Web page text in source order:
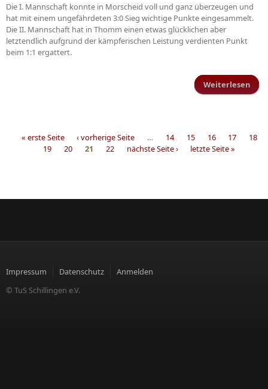
Die I. Mannschaft konnte in Morscheid voll und ganz überzeugen und
hat mit einem ungefährdeten 3:0 Sieg wichtige Punkte eingesammelt.
Die II. Mannschaft hat in Thomm einen etwas glücklichen aber
letztendlich aufgrund der kämpferischen Leistung verdienten Punkt
beim 1:1 ergattert.
Weiterlesen
« erste Seite ‹ vorherige Seite … 14 15 16 17
18
19
20 21 22 nächste Seite › letzte Seite »
Impressum Datenschutz
Anmelden
© TuS Schillingen e.V.